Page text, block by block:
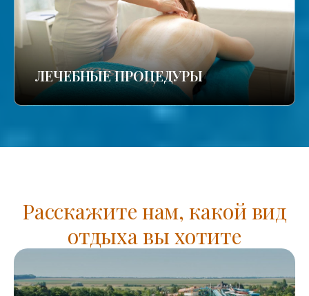
ЛЕЧЕБНЫЕ ПРОЦЕДУРЫ
Расскажите нам, какой вид
отдыха вы хотите